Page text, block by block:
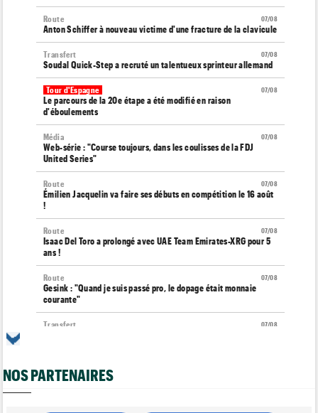
07/08
Route
Anton Schiffer à nouveau victime d'une fracture de la clavicule
07/08
Transfert
Soudal Quick-Step a recruté un talentueux sprinteur allemand
07/08
Tour d'Espagne
Le parcours de la 20e étape a été modifié en raison
d'éboulements
07/08
Média
Web-série : "Course toujours, dans les coulisses de la FDJ
United Series"
07/08
Route
Émilien Jacquelin va faire ses débuts en compétition le 16 août
!
07/08
Route
Isaac Del Toro a prolongé avec UAE Team Emirates-XRG pour 5
ans !
07/08
Route
Gesink : "Quand je suis passé pro, le dopage était monnaie
courante"
07/08
Transfert
Transfert
Lotto-Intermarché fait passer pro trois jeunes de sa formation
NOS PARTENAIRES